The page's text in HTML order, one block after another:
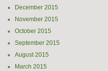
December 2015
November 2015
October 2015
September 2015
August 2015
March 2015